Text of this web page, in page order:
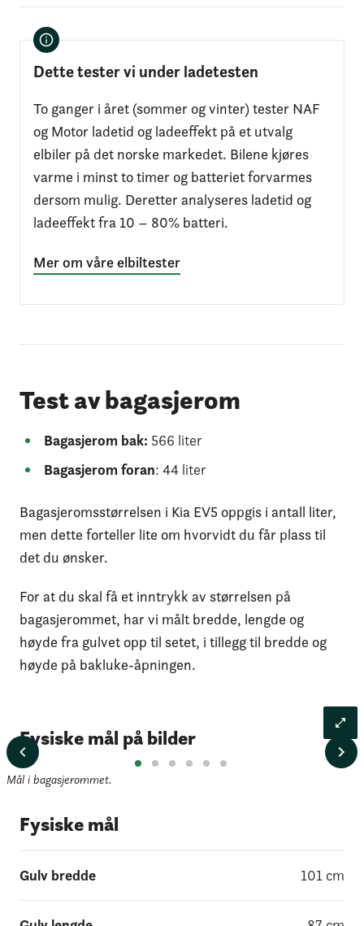
Dette tester vi under ladetesten
To ganger i året (sommer og vinter) tester NAF
og Motor ladetid og ladeeffekt på et utvalg
elbiler på det norske markedet. Bilene kjøres
varme i minst to timer og batteriet forvarmes
dersom mulig. Deretter analyseres ladetid og
ladeeffekt fra 10 – 80% batteri.
Mer om våre elbiltester
Test av bagasjerom
Bagasjerom bak: 566 liter
Bagasjerom foran: 44 liter
Bagasjeromsstørrelsen i Kia EV5 oppgis i antall liter,
men dette forteller lite om hvorvidt du får plass til
det du ønsker.
For at du skal få et inntrykk av størrelsen på
bagasjerommet, har vi målt bredde, lengde og
høyde fra gulvet opp til setet, i tillegg til bredde og
høyde på bakluke-åpningen.
Fysiske mål på bilder
Mål i bagasjerommet.
Fysiske mål
Gulv bredde 101 cm